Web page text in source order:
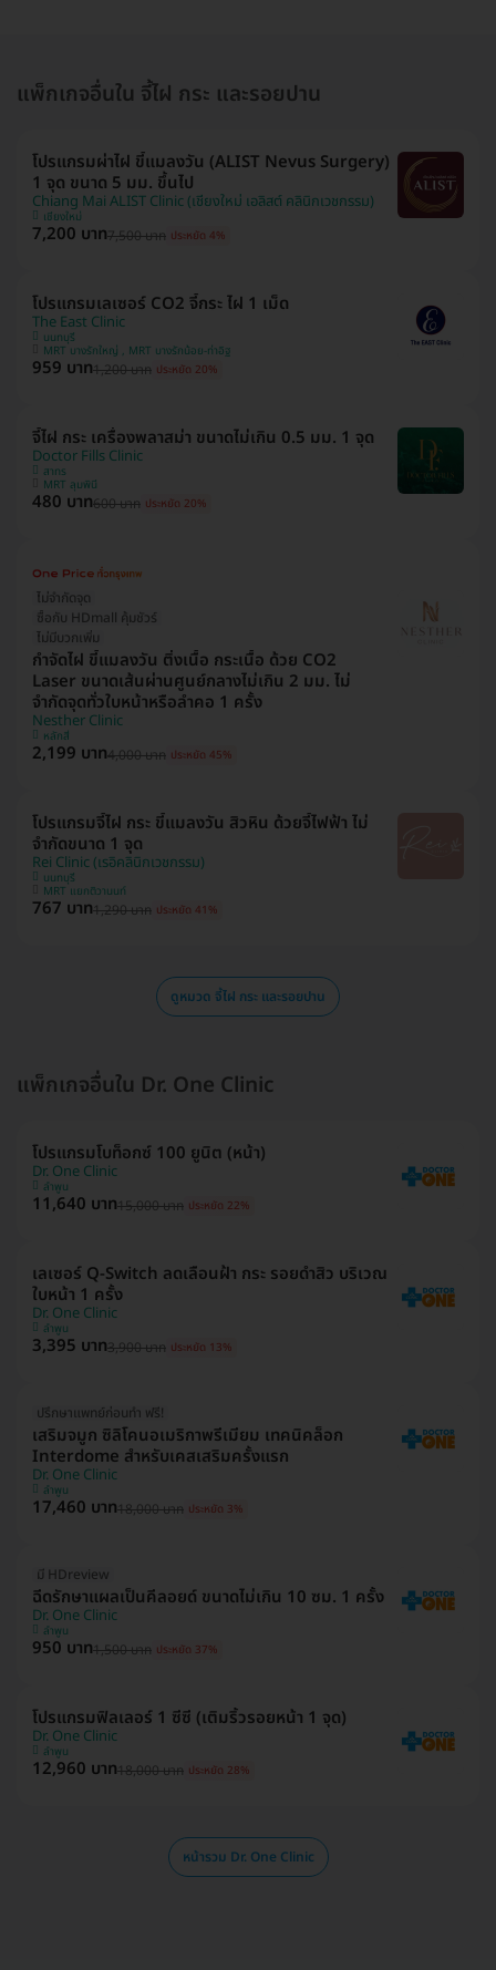
แพ็กเกจอื่นใน จี้ไฝ กระ และรอยปาน
โปรแกรมผ่าไฝ ขี้แมลงวัน (ALIST Nevus Surgery)
1 จุด ขนาด 5 มม. ขึ้นไป
Chiang Mai ALIST Clinic (เชียงใหม่ เอลิสต์ คลินิกเวชกรรม)
เชียงใหม่
7,200 บาท7,500 บาท ประหยัด 4%
โปรแกรมเลเซอร์ CO2 จี้กระ ไฝ 1 เม็ด
The East Clinic
นนทบุรี
MRT บางรักใหญ่ , MRT บางรักน้อย-ท่าอิฐ
959 บาท1,200 บาท ประหยัด 20%
จี้ไฝ กระ เครื่องพลาสม่า ขนาดไม่เกิน 0.5 มม. 1 จุด
Doctor Fills Clinic
สาทร
MRT ลุมพินี
480 บาท600 บาท ประหยัด 20%
ไม่จำกัดจุด
ซื้อกับ HDmall คุ้มชัวร์
ไม่มีบวกเพิ่ม
กำจัดไฝ ขี้แมลงวัน ติ่งเนื้อ กระเนื้อ ด้วย CO2
Laser ขนาดเส้นผ่านศูนย์กลางไม่เกิน 2 มม. ไม่
จำกัดจุดทั่วใบหน้าหรือลำคอ 1 ครั้ง
Nesther Clinic
หลักสี่
2,199 บาท4,000 บาท ประหยัด 45%
โปรแกรมจี้ไฝ กระ ขี้แมลงวัน สิวหิน ด้วยจี้ไฟฟ้า ไม่
จำกัดขนาด 1 จุด
Rei Clinic (เรอิคลินิกเวชกรรม)
นนทบุรี
MRT แยกติวานนท์
767 บาท1,290 บาท ประหยัด 41%
ดูหมวด จี้ไฝ กระ และรอยปาน
แพ็กเกจอื่นใน Dr. One Clinic
โปรแกรมโบท็อกซ์ 100 ยูนิต (หน้า)
Dr. One Clinic
ลำพูน
11,640 บาท15,000 บาท ประหยัด 22%
เลเซอร์ Q-Switch ลดเลือนฝ้า​ กระ​ รอยดำสิว บริเวณ
ใบหน้า 1 ครั้ง
Dr. One Clinic
ลำพูน
3,395 บาท3,900 บาท ประหยัด 13%
ปรึกษาแพทย์ก่อนทำ ฟรี!
เสริมจมูก ซิลิโคนอเมริกาพรีเมียม เทคนิคล็อก
Interdome สำหรับเคสเสริมครั้งแรก
Dr. One Clinic
ลำพูน
17,460 บาท18,000 บาท ประหยัด 3%
มี HDreview
ฉีดรักษาแผลเป็นคีลอยด์ ขนาดไม่เกิน 10 ซม. 1 ครั้ง
Dr. One Clinic
ลำพูน
950 บาท1,500 บาท ประหยัด 37%
โปรแกรมฟิลเลอร์ 1 ซีซี (เติมริ้วรอยหน้า 1 จุด)
Dr. One Clinic
ลำพูน
12,960 บาท18,000 บาท ประหยัด 28%
หน้ารวม Dr. One Clinic